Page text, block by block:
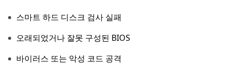
스마트 하드 디스크 검사 실패
오래되었거나 잘못 구성된 BIOS
바이러스 또는 악성 코드 공격